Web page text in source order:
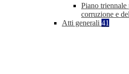
Piano triennale
corruzione e
Atti generali 41